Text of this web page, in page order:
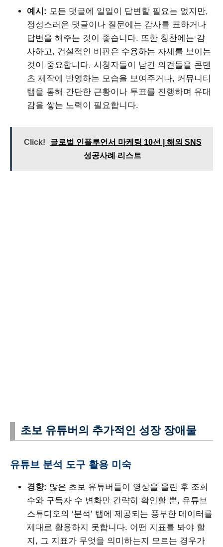
예시: 모든 댓글에 일일이 답변할 필요는 없지만,
정성스러운 댓글이나 질문에는 감사를 표하거나
답변을 해주는 것이 좋습니다. 또한 칭찬에는 감
사하고, 건설적인 비판은 수용하는 자세를 보이는
것이 중요합니다. 시청자들이 남긴 의견들을 콘텐
츠 제작에 반영하는 모습을 보여주거나, 커뮤니티
탭을 통해 간단한 근황이나 투표를 진행하며 유대
감을 쌓는 노력이 필요합니다.
Click!
글로벌 인플루언서 마케팅 10선 | 해외 SNS
성공사례 리스트
초보 유튜버의 추가적인 성장 장애물
유튜브 분석 도구 활용 미숙
경향: 많은 초보 유튜버들이 영상을 올린 후 조회
수와 구독자 수 변화만 간략히 확인할 뿐, 유튜브
스튜디오의 ‘분석’ 탭에 제공되는 풍부한 데이터를
제대로 활용하지 못합니다. 어떤 지표를 봐야 할
지, 그 지표가 무엇을 의미하는지 모르는 경우가